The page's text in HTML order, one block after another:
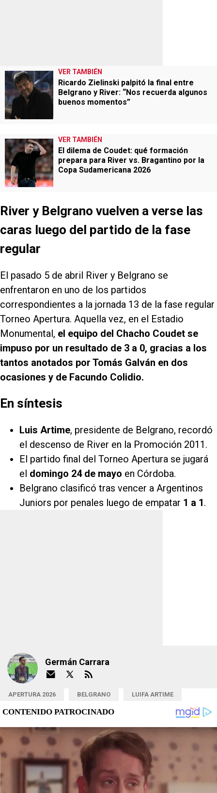
VER TAMBIÉN
Ricardo Zielinski palpitó la final entre
Belgrano y River: “Nos recuerda algunos
buenos momentos”
VER TAMBIÉN
El dilema de Coudet: qué formación
prepara para River vs. Bragantino por la
Copa Sudamericana 2026
River y Belgrano vuelven a verse las
caras luego del partido de la fase
regular
El pasado 5 de abril River y Belgrano se
enfrentaron en uno de los partidos
correspondientes a la jornada 13 de la fase regular
Torneo Apertura. Aquella vez, en el Estadio
Monumental, el equipo del Chacho Coudet se
impuso por un resultado de 3 a 0, gracias a los
tantos anotados por Tomás Galván en dos
ocasiones y de Facundo Colidio.
En síntesis
Luis Artime, presidente de Belgrano, recordó
el descenso de River en la Promoción 2011.
El partido final del Torneo Apertura se jugará
el domingo 24 de mayo en Córdoba.
Belgrano clasificó tras vencer a Argentinos
Juniors por penales luego de empatar 1 a 1.
Germán Carrara
APERTURA 2026 BELGRANO LUIFA ARTIME